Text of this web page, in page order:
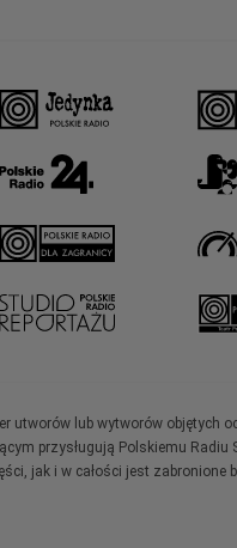
lub wytworów objętych
przysługują Polskiemu
jak i w całości jest zabronione